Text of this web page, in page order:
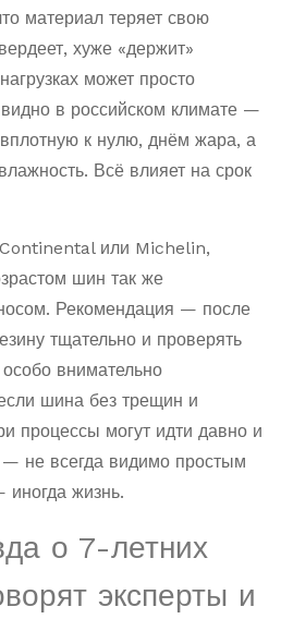
материал теряет свою
хуже «держит»
может просто
в российском климате —
к нулю, днём жара, а
Всё влияет на срок
или Michelin,
шин так же
Рекомендация — после
тщательно и проверять
внимательно
шина без трещин и
процессы могут идти давно и
не всегда видимо простым
жизнь.
о 7-летних
эксперты и